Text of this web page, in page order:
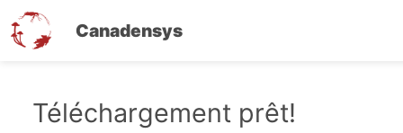
Canadensys
Téléchargement prêt!